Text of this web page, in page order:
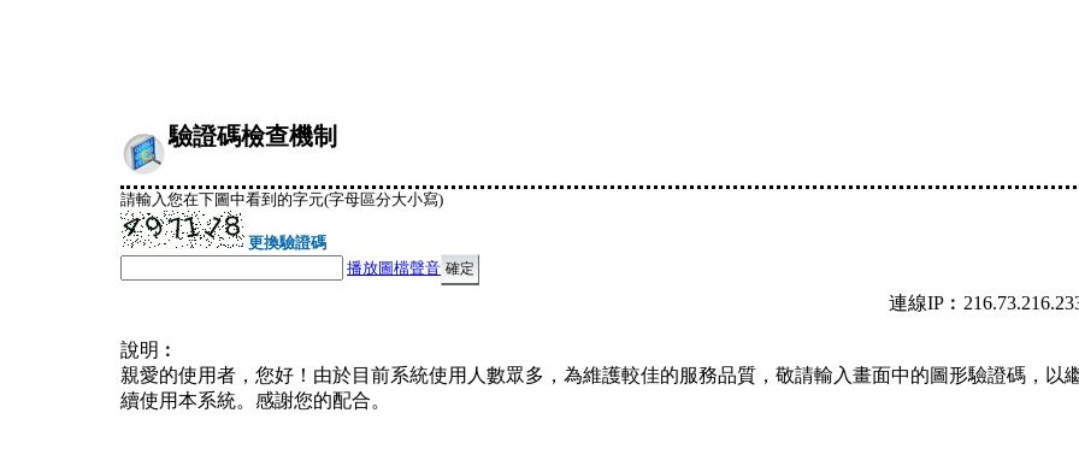
驗證碼檢查機制
請輸入您在下圖中看到的字元(字母區分大小寫)
更換驗證碼
播放圖檔聲音
連線
說明︰
親愛的使用者，您好！由於目前系統使用人數眾多，為維護較佳的服務品質，敬請輸入畫面中的圖形驗證碼，以
續使用本系統。感謝您的配合。